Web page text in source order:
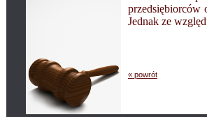
przedsiębiorców
Jednak ze
« powrót